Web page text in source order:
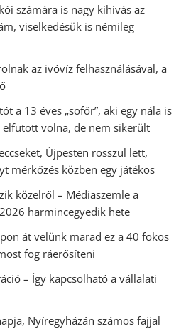
számára is nagy kihívás az
viselkedésük is némileg
az ivóvíz felhasználásával, a
a 13 éves „sofőr”, aki egy nála is
volna, de nem sikerült
Újpesten rosszul lett,
mérkőzés közben egy játékos
közelről – Médiaszemle a
harmincegyedik hete
át velünk marad ez a 40 fokos
fog ráerősíteni
– Így kapcsolható a vállalati
Nyíregyházán számos fajjal